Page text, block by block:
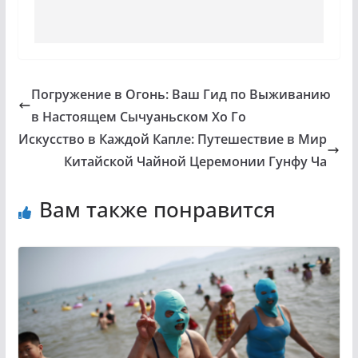
Погружение в Огонь: Ваш Гид по Выживанию
в Настоящем Сычуаньском Хо Го
Искусство в Каждой Капле: Путешествие в Мир
Китайской Чайной Церемонии Гунфу Ча
Вам также понравится